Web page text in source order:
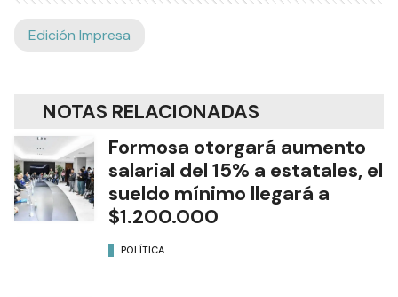
Edición Impresa
NOTAS RELACIONADAS
Formosa otorgará aumento
salarial del 15% a estatales, el
sueldo mínimo llegará a
$1.200.000
POLÍTICA